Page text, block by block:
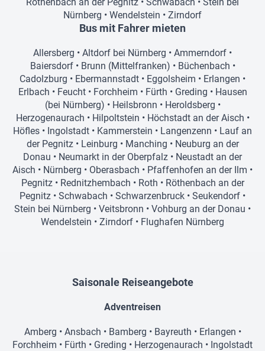
Nürnberg • Wendelstein • Zirndorf
Bus mit Fahrer mieten
Allersberg • Altdorf bei Nürnberg • Ammerndorf •
Baiersdorf• Brunn (Mittelfranken) • Büchenbach •
Cadolzburg • Ebermannstadt • Eggolsheim • Erlangen •
Erlbach • Feucht• Forchheim • Fürth • Greding • Hausen
(bei Nürnberg) • Heilsbronn • Heroldsberg •
Herzogenaurach • Hilpoltstein • Höchstadt an der Aisch •
Höfles • Ingolstadt • Kammerstein • Langenzenn • Lauf an
der Pegnitz• Leinburg • Manching • Neuburg an der
Donau • Neumarkt in der Oberpfalz • Neustadt an der
Aisch • Nürnberg • Oberasbach • Pfaffenhofen an der Ilm •
Pegnitz• Rednitzhembach • Roth • Röthenbach an der
Pegnitz • Schwabach • Schwarzenbruck • Seukendorf •
Stein bei Nürnberg • Veitsbronn • Vohburg an der Donau •
Wendelstein • Zirndorf • Flughafen Nürnberg
Saisonale Reiseangebote
Adventreisen
Amberg • Ansbach • Bamberg • Bayreuth • Erlangen •
Forchheim • Fürth • Greding • Herzogenaurach • Ingolstadt